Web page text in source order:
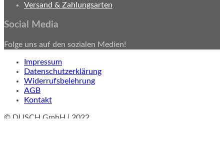
Versand & Zahlungsarten
Social Media
Folge uns auf den sozialen Medien!
Impressum
Datenschutzerklärung
Widerrufsbelehrung
AGB
Kontakt
© DUSCH GmbH | 2022